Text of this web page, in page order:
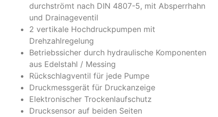
durchströmt nach DIN 4807-5, mit Absperrhahn
und Drainageventil
2 vertikale Hochdruckpumpen mit
Drehzahlregelung
Betriebssicher durch hydraulische Komponenten
aus Edelstahl / Messing
Rückschlagventil für jede Pumpe
Druckmessgerät für Druckanzeige
Elektronischer Trockenlaufschutz
Drucksensor auf beiden Seiten